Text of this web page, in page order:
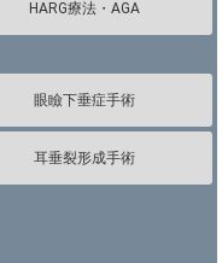
HARG療法・AGA
眼瞼下垂症手術
耳垂裂形成手術